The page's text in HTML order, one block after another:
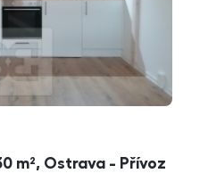
m², Ostrava - Přívoz